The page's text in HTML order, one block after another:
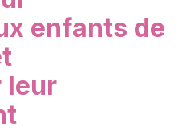
enfants de
leur